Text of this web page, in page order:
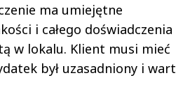
ma umiejętne
i całego doświadczenia
w lokalu. Klient musi mieć
był uzasadniony i wart